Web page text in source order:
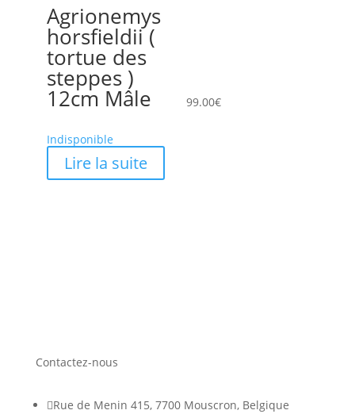
Agrionemys
horsfieldii (
tortue des
steppes )
12cm Mâle 99.00€
Indisponible
Lire la suite
Contactez-nous
Rue de Menin 415, 7700 Mouscron, Belgique